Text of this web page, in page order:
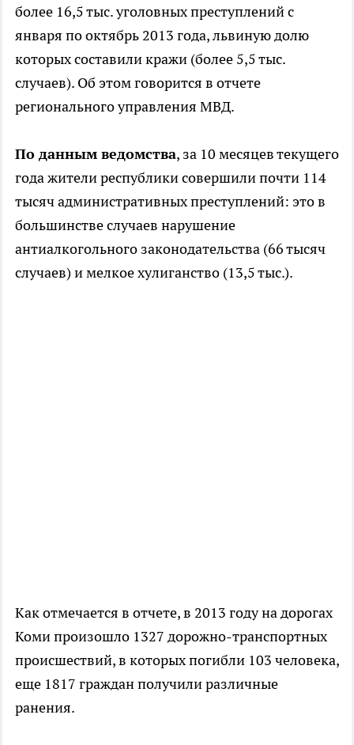
более 16,5 тыс. уголовных преступлений с
января по октябрь 2013 года, львиную долю
которых составили кражи (более 5,5 тыс.
случаев). Об этом говорится в отчете
регионального управления МВД.
По данным ведомства, за 10 месяцев текущего
года жители республики совершили почти 114
тысяч административных преступлений: это в
большинстве случаев нарушение
антиалкогольного законодательства (66 тысяч
случаев) и мелкое хулиганство (13,5 тыс.).
Как отмечается в отчете, в 2013 году на дорогах
Коми произошло 1327 дорожно-транспортных
происшествий, в которых погибли 103 человека,
еще 1817 граждан получили различные
ранения.